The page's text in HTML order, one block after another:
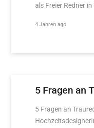
als Freier Redner in
4 Jahren ago
5 Fragen an
5 Fragen an